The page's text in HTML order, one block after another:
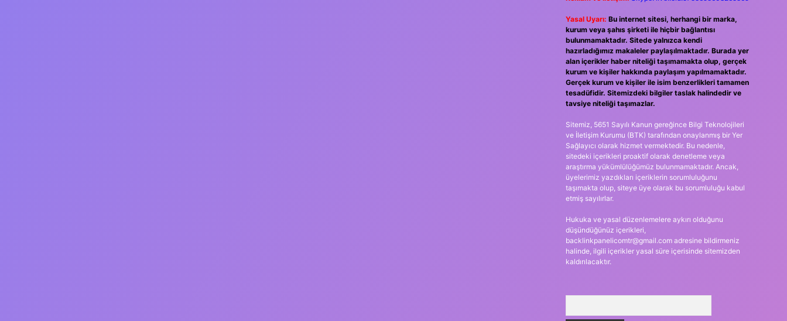
Yasal Uyarı: Bu internet sitesi, herhangi bir marka,
kurum veya şahıs şirketi ile hiçbir bağlantısı
bulunmamaktadır. Sitede yalnızca kendi
hazırladığımız makaleler paylaşılmaktadır. Burada yer
alan içerikler haber niteliği taşımamakta olup, gerçek
kurum ve kişiler hakkında paylaşım yapılmamaktadır.
Gerçek kurum ve kişiler ile isim benzerlikleri tamamen
tesadüfidir. Sitemizdeki bilgiler taslak halindedir ve
tavsiye niteliği taşımazlar.
Sitemiz, 5651 Sayılı Kanun gereğince Bilgi Teknolojileri
ve İletişim Kurumu (BTK) tarafından onaylanmış bir Yer
Sağlayıcı olarak hizmet vermektedir. Bu nedenle,
sitedeki içerikleri proaktif olarak denetleme veya
araştırma yükümlülüğümüz bulunmamaktadır. Ancak,
üyelerimiz yazdıkları içeriklerin sorumluluğunu
taşımakta olup, siteye üye olarak bu sorumluluğu kabul
etmiş sayılırlar.
Hukuka ve yasal düzenlemelere aykırı olduğunu
düşündüğünüz içerikleri,
backlinkpanelicomtr@gmail.comadresine bildirmeniz
halinde, ilgili içerikler yasal süre içerisinde sitemizden
kaldırılacaktır.